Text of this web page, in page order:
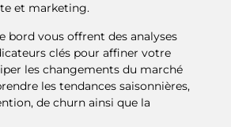
et marketing.
bord vous offrent des analyses
clés pour affiner votre
les changements du marché
les tendances saisonnières,
de churn ainsi que la